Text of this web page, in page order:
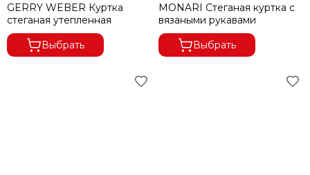
GERRY WEBER Куртка
стеганая утепленная
Выбрать
MONARI Стеганая куртка с
вязаными рукавами
Выбрать